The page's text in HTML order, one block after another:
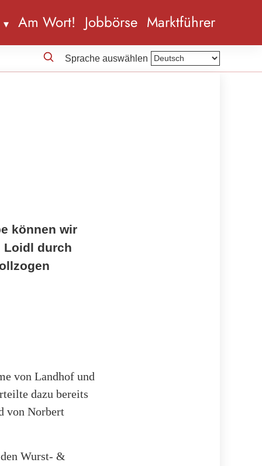
Am Wort! Jobbörse Marktführer
Sprache auswählen
können wir
Loidl durch
von Landhof und
dazu bereits
von Norbert
Wurst- &